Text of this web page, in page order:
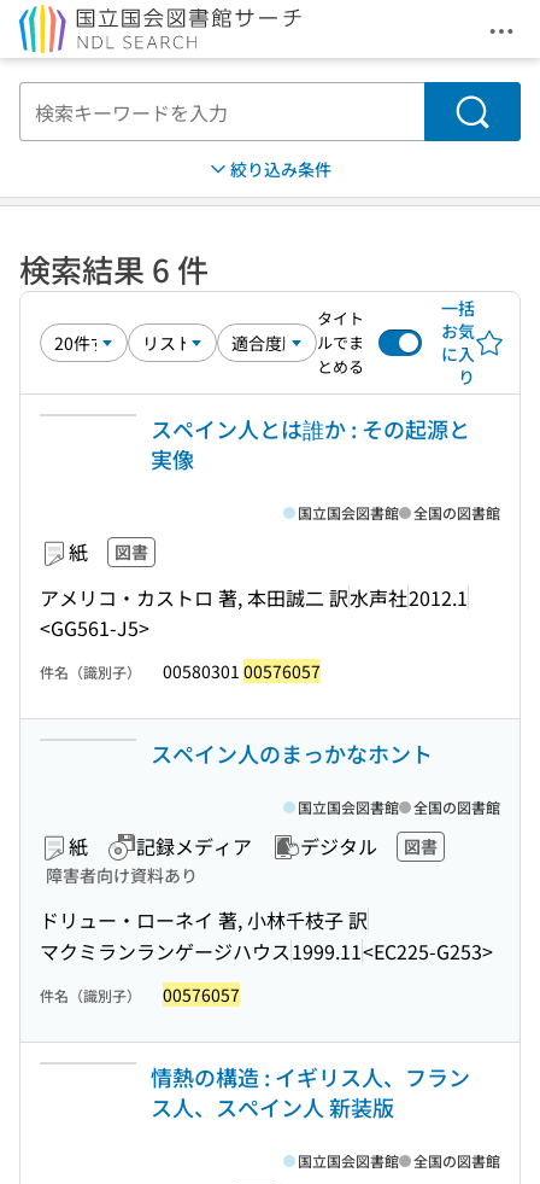
メ
検索
絞り込み条件
検索結果 6 件
タイト
ルでま
とめる
一括
お気
に入
り
スペイン人とは誰か : その起源と
実像
紙 図書
アメリコ・カストロ 著, 本田誠二 訳水声社2012.1
<GG561-J5>
国立国会図書館 全国の図書館
件名（識別子） 00580301 00576057
スペイン人のまっかなホント
紙 記録メディア デジタル
図書
障害者向け資料あり
ドリュー・ローネイ 著, 小林千枝子 訳
マクミランランゲージハウス1999.11<EC225-G253>
国立国会図書館 全国の図書館
件名（識別子） 00576057
情熱の構造 : イギリス人、フラン
ス人、スペイン人 新装版
国立国会図書館 全国の図書館